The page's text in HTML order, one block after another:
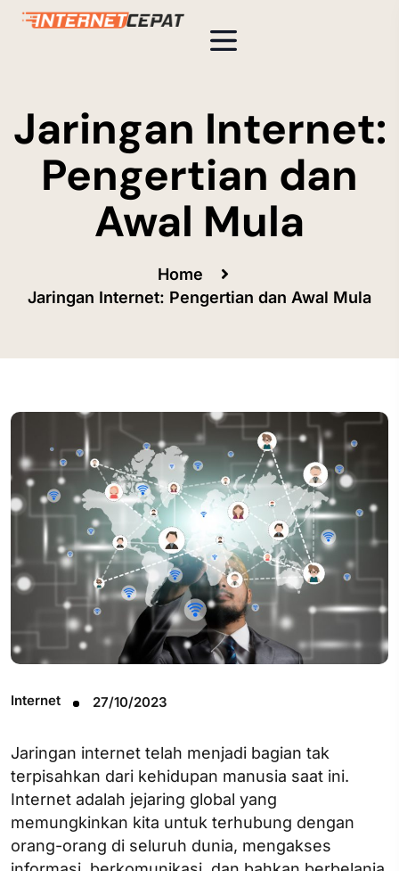
Jaringan Internet:
Pengertian dan
Awal Mula
Home
Jaringan Internet: Pengertian dan Awal Mula
Internet 27/10/2023
Jaringan internet telah menjadi bagian tak
terpisahkan dari kehidupan manusia saat ini.
Internet adalah jejaring global yang
memungkinkan kita untuk terhubung dengan
orang-orang di seluruh dunia, mengakses